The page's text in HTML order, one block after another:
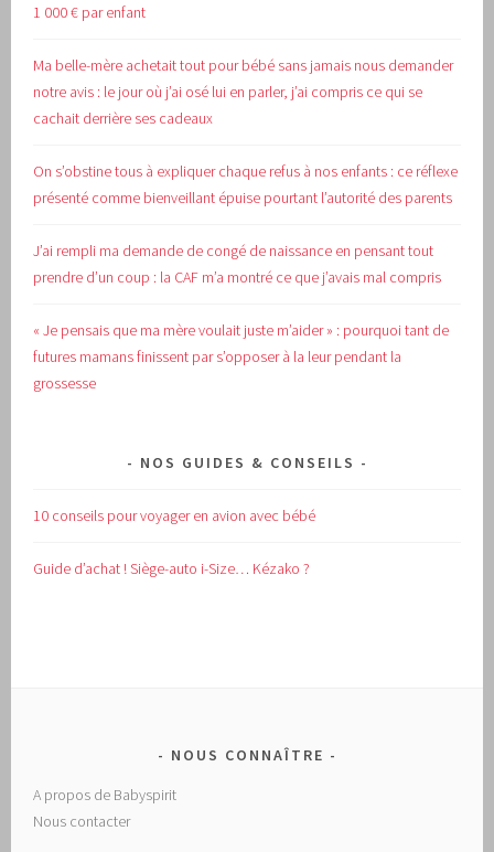
1 000 € par enfant
Ma belle-mère achetait tout pour bébé sans jamais nous demander
notre avis : le jour où j’ai osé lui en parler, j’ai compris ce qui se
cachait derrière ses cadeaux
On s’obstine tous à expliquer chaque refus à nos enfants : ce réflexe
présenté comme bienveillant épuise pourtant l’autorité des parents
J’ai rempli ma demande de congé de naissance en pensant tout
prendre d’un coup : la CAF m’a montré ce que j’avais mal compris
« Je pensais que ma mère voulait juste m’aider » : pourquoi tant de
futures mamans finissent par s’opposer à la leur pendant la
grossesse
NOS GUIDES & CONSEILS
10 conseils pour voyager en avion avec bébé
Guide d’achat !Siège-auto i-Size… Kézako ?
NOUS CONNAÎTRE
A propos de Babyspirit
Nous contacter